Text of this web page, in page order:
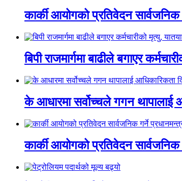
कार्की आयोगको प्रतिवेदन सार्वजनिक
बिपी राजमार्गमा बाढीले बगाएर
के आधारमा सर्वोच्चले गगन थापालाई
कार्की आयोगको प्रतिवेदन सार्वजनिक